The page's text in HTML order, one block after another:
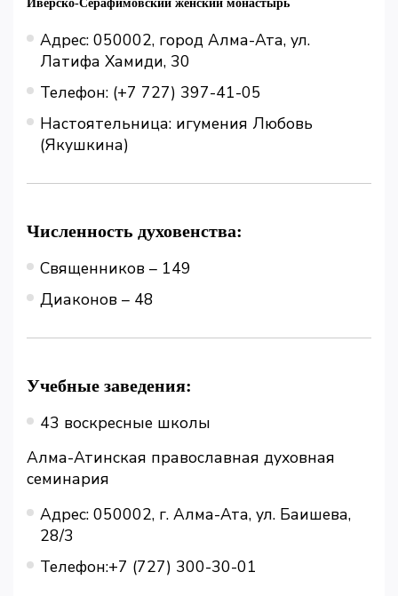
Иверско-Серафимовский женский монастырь
Адрес: 050002, город Алма-Ата, ул.
Латифа Хамиди, 30
Телефон: (+7 727) 397-41-05
Настоятельница: игумения Любовь
(Якушкина)
Численность духовенства:
Священников – 149
Диаконов – 48
Учебные заведения:
43 воскресные школы
Алма-Атинская православная духовная
семинария
Адрес: 050002, г. Алма-Ата, ул. Баишева,
28/3
Телефон:+7 (727) 300-30-01